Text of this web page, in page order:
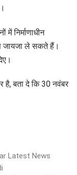
निर्माणाधीन
जायजा ले सकते हैं।
है, बता दे कि 30 नवंबर
Latest News